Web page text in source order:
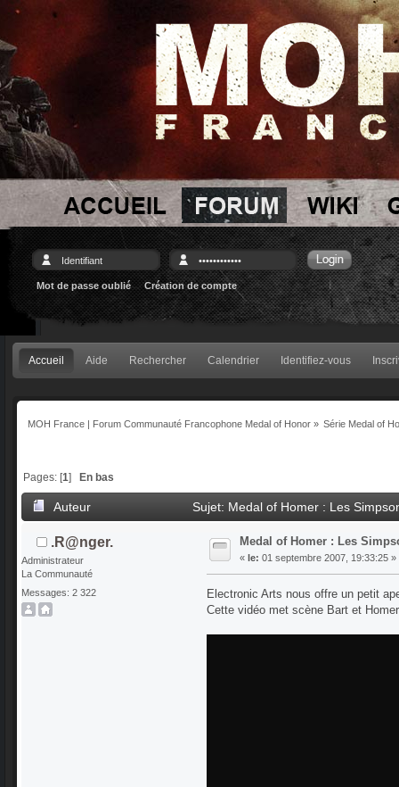
Mot de passe oublié Création de compte
Accueil Aide Rechercher Calendrier Identifiez-vous
MOH France | Forum Communauté Francophone Medal of Honor» Série Medal of
Pages: [1]En bas
Auteur Sujet: Medal of Homer : Les
.R@nger.
Administrateur
La Communauté
Messages: 2 322
Medal of Homer : Les
« le: 01 septembre 2007, 19:33:25 »
Electronic Arts nous offre un petit
Cette vidéo met scène Bart et